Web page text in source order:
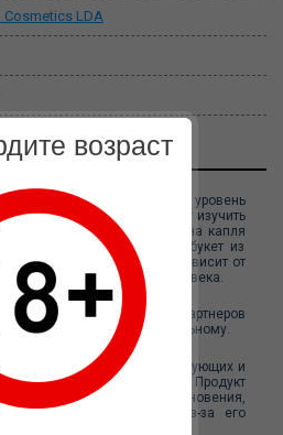
Cosmetics LDA
Jambu откроют новый уровень
ощущения, но и помогут изучить
удовольствия. Всего одна капля
позволит ощутить яркий букет из
Количество нанесения зависит от
каждого человека.
не оставит партнеров
приближен к натуральному.
волны согревающих, пульсирующих и
течение более 30 минут. Продукт
для проникновения,
также орального секса из-за его
возраст